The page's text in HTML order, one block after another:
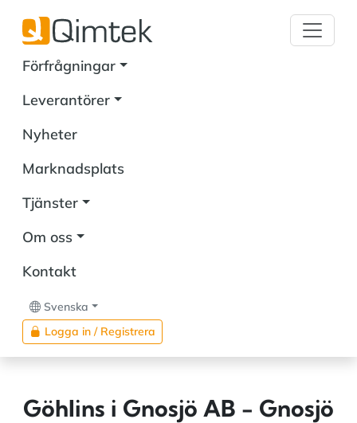
Förfrågningar
Leverantörer
Nyheter
Marknadsplats
Tjänster
Om oss
Kontakt
Svenska
Logga in / Registrera
Göhlins i Gnosjö AB - Gnosjö